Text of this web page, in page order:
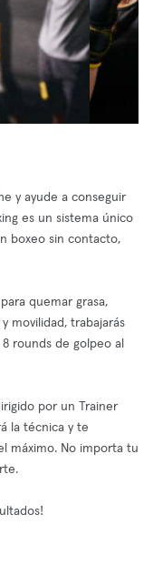
y ayude a conseguir
es un sistema único
boxeo sin contacto,
quemar grasa,
movilidad, trabajarás
rounds de golpeo al
por un Trainer
la técnica y te
máximo. No importa tu